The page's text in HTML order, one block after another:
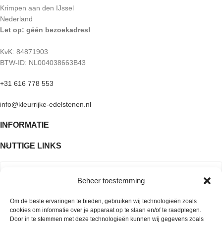
Beheer toestemming
Om de beste ervaringen te bieden, gebruiken wij technologieën zoals
cookies om informatie over je apparaat op te slaan en/of te raadplegen.
Door in te stemmen met deze technologieën kunnen wij gegevens zoals
Krimpen aan den IJssel
Nederland
Let op: géén bezoekadres!
KvK: 84871903
BTW-ID: NL004038663B43
+31 616 778 553
info@kleurrijke-edelstenen.nl
INFORMATIE
NUTTIGE LINKS